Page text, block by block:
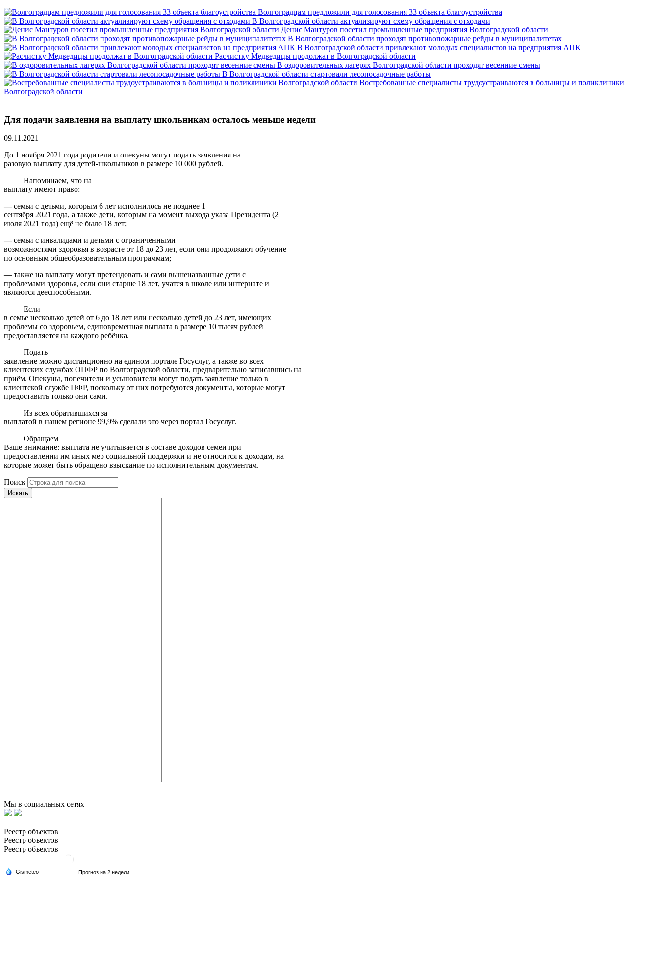
Волгоградцам предложили для голосования 33 объекта благоустройства
В Волгоградской области актуализируют схему обращения с отходами
Денис Мантуров посетил промышленные предприятия Волгоградской области
В Волгоградской области проходят противопожарные рейды в муниципалитетах
В Волгоградской области привлекают молодых специалистов на предприятия АПК
Расчистку Медведицы продолжат в Волгоградской области
В оздоровительных лагерях Волгоградской области проходят весенние смены
В Волгоградской области стартовали лесопосадочные работы
Востребованные специалисты трудоустраиваются в больницы и поликлиники
Волгоградской области
Для подачи заявления на выплату школьникам осталось меньше недели
09.11.2021
До 1 ноября 2021 года родители и опекуны могут подать заявления на
разовую выплату для детей-школьников в размере 10 000 рублей.
Напоминаем, что на
выплату имеют право:
—семьи с детьми, которым 6 лет исполнилось не позднее 1
сентября 2021 года, а также дети, которым на момент выхода указа Президента (2
июля 2021 года) ещё не было 18 лет;
—семьи с инвалидами и детьми с ограниченными
возможностями здоровья в возрасте от 18 до 23 лет, если они продолжают обучение
по основным общеобразовательным программам;
— также на выплату могут претендовать и сами вышеназванные дети с
проблемами здоровья, если они старше 18 лет, учатся в школе или интернате и
являются дееспособными.
Если
в семье несколько детей от 6 до 18 лет или несколько детей до 23 лет, имеющих
проблемы со здоровьем, единовременная выплата в размере 10 тысяч рублей
предоставляется на каждого ребёнка.
Подать
заявление можно дистанционно на едином портале Госуслуг, а также во всех
клиентских службах ОПФР по Волгоградской области, предварительно записавшись на
приём. Опекуны, попечители и усыновители могут подать заявление только в
клиентской службе ПФР, поскольку от них потребуются документы, которые могут
предоставить только они сами.
Из всех обратившихся за
выплатой в нашем регионе 99,9% сделали это через портал Госуслуг.
Обращаем
Ваше внимание: выплата не учитывается в составе доходов семей при
предоставлении им иных мер социальной поддержки и не относится к доходам, на
которые может быть обращено взыскание по исполнительным документам.
Поиск
Искать
Мы в социальных сетях
Реестр объектов
Реестр объектов
Реестр объектов